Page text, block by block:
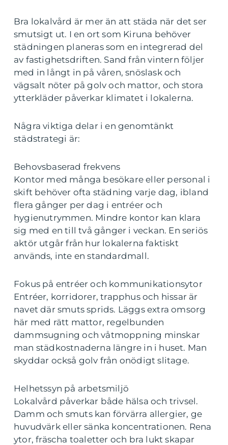
Bra lokalvård är mer än att städa när det ser
smutsigt ut. I en ort som Kiruna behöver
städningen planeras som en integrerad del
av fastighetsdriften. Sand från vintern följer
med in långt in på våren, snöslask och
vägsalt nöter på golv och mattor, och stora
ytterkläder påverkar klimatet i lokalerna.
Några viktiga delar i en genomtänkt
städstrategi är:
Behovsbaserad frekvens
Kontor med många besökare eller personal i
skift behöver ofta städning varje dag, ibland
flera gånger per dag i entréer och
hygienutrymmen. Mindre kontor kan klara
sig med en till två gånger i veckan. En seriös
aktör utgår från hur lokalerna faktiskt
används, inte en standardmall.
Fokus på entréer och kommunikationsytor
Entréer, korridorer, trapphus och hissar är
navet där smuts sprids. Läggs extra omsorg
här med rätt mattor, regelbunden
dammsugning och våtmoppning minskar
man städkostnaderna längre in i huset. Man
skyddar också golv från onödigt slitage.
Helhetssyn på arbetsmiljö
Lokalvård påverkar både hälsa och trivsel.
Damm och smuts kan förvärra allergier, ge
huvudvärk eller sänka koncentrationen. Rena
ytor, fräscha toaletter och bra lukt skapar